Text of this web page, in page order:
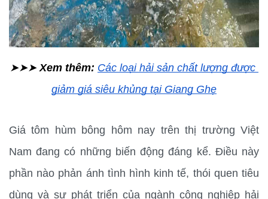
➤➤➤ Xem thêm: Các loại hải sản chất lượng được
giảm giá siêu khủng tại Giang Ghẹ
Giá tôm hùm bông hôm nay trên thị trường Việt
Nam đang có những biến động đáng kể. Điều này
phần nào phản ánh tình hình kinh tế, thói quen tiêu
dùng và sự phát triển của ngành công nghiệp hải